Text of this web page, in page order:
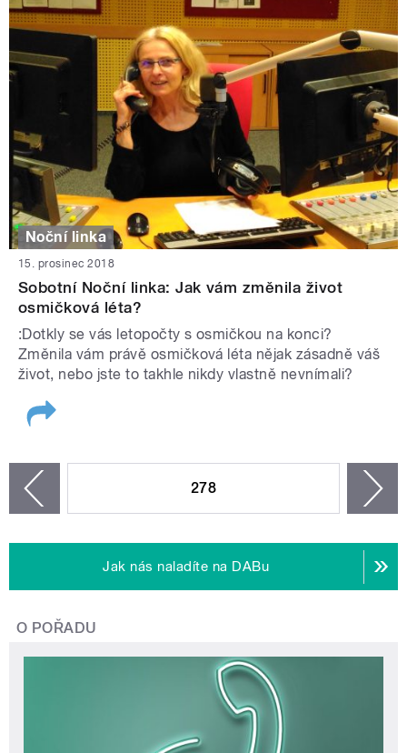
Noční linka
15. prosinec 2018
Sobotní Noční linka: Jak vám změnila život
osmičková léta?
:Dotkly se vás letopočty s osmičkou na konci?
Změnila vám právě osmičková léta nějak zásadně váš
život, nebo jste to takhle nikdy vlastně nevnímali?
278
Jak nás naladíte na DABu
O POŘADU